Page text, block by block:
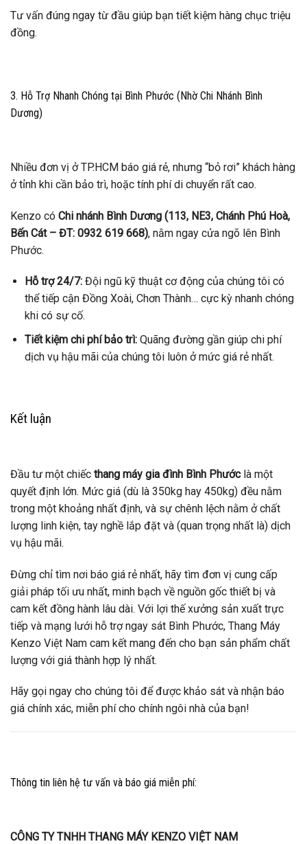
Tư vấn đúng ngay từ đầu giúp bạn tiết kiệm hàng chục triệu
đồng.
3. Hỗ Trợ Nhanh Chóng tại Bình Phước (Nhờ Chi Nhánh Bình
Dương)
Nhiều đơn vị ở TP.HCM báo giá rẻ, nhưng “bỏ rơi” khách hàng
ở tỉnh khi cần bảo trì, hoặc tính phí di chuyển rất cao.
Kenzo có Chi nhánh Bình Dương (113, NE3, Chánh Phú Hoà,
Bến Cát – ĐT: 0932 619 668), nằm ngay cửa ngõ lên Bình
Phước.
Hỗ trợ 24/7:Đội ngũ kỹ thuật cơ động của chúng tôi có
thể tiếp cận Đồng Xoài, Chơn Thành… cực kỳ nhanh chóng
khi có sự cố.
Tiết kiệm chi phí bảo trì:Quãng đường gần giúp chi phí
dịch vụ hậu mãi của chúng tôi luôn ở mức giá rẻ nhất.
Kết luận
Đầu tư một chiếc thang máy gia đình Bình Phướclà một
quyết định lớn. Mức giá (dù là 350kg hay 450kg) đều nằm
trong một khoảng nhất định, và sự chênh lệch nằm ở chất
lượng linh kiện, tay nghề lắp đặt và (quan trọng nhất là) dịch
vụ hậu mãi.
Đừng chỉ tìm nơi báo giá rẻ nhất, hãy tìm đơn vị cung cấp
giải pháp tối ưu nhất, minh bạch về nguồn gốc thiết bị và
cam kết đồng hành lâu dài. Với lợi thế xưởng sản xuất trực
tiếp và mạng lưới hỗ trợ ngay sát Bình Phước, Thang Máy
Kenzo Việt Nam cam kết mang đến cho bạn sản phẩm chất
lượng với giá thành hợp lý nhất.
Hãy gọi ngay cho chúng tôi để được khảo sát và nhận báo
giá chính xác, miễn phí cho chính ngôi nhà của bạn!
Thông tin liên hệ tư vấn và báo giá miễn phí:
CÔNG TY TNHH THANG MÁY KENZO VIỆT NAM